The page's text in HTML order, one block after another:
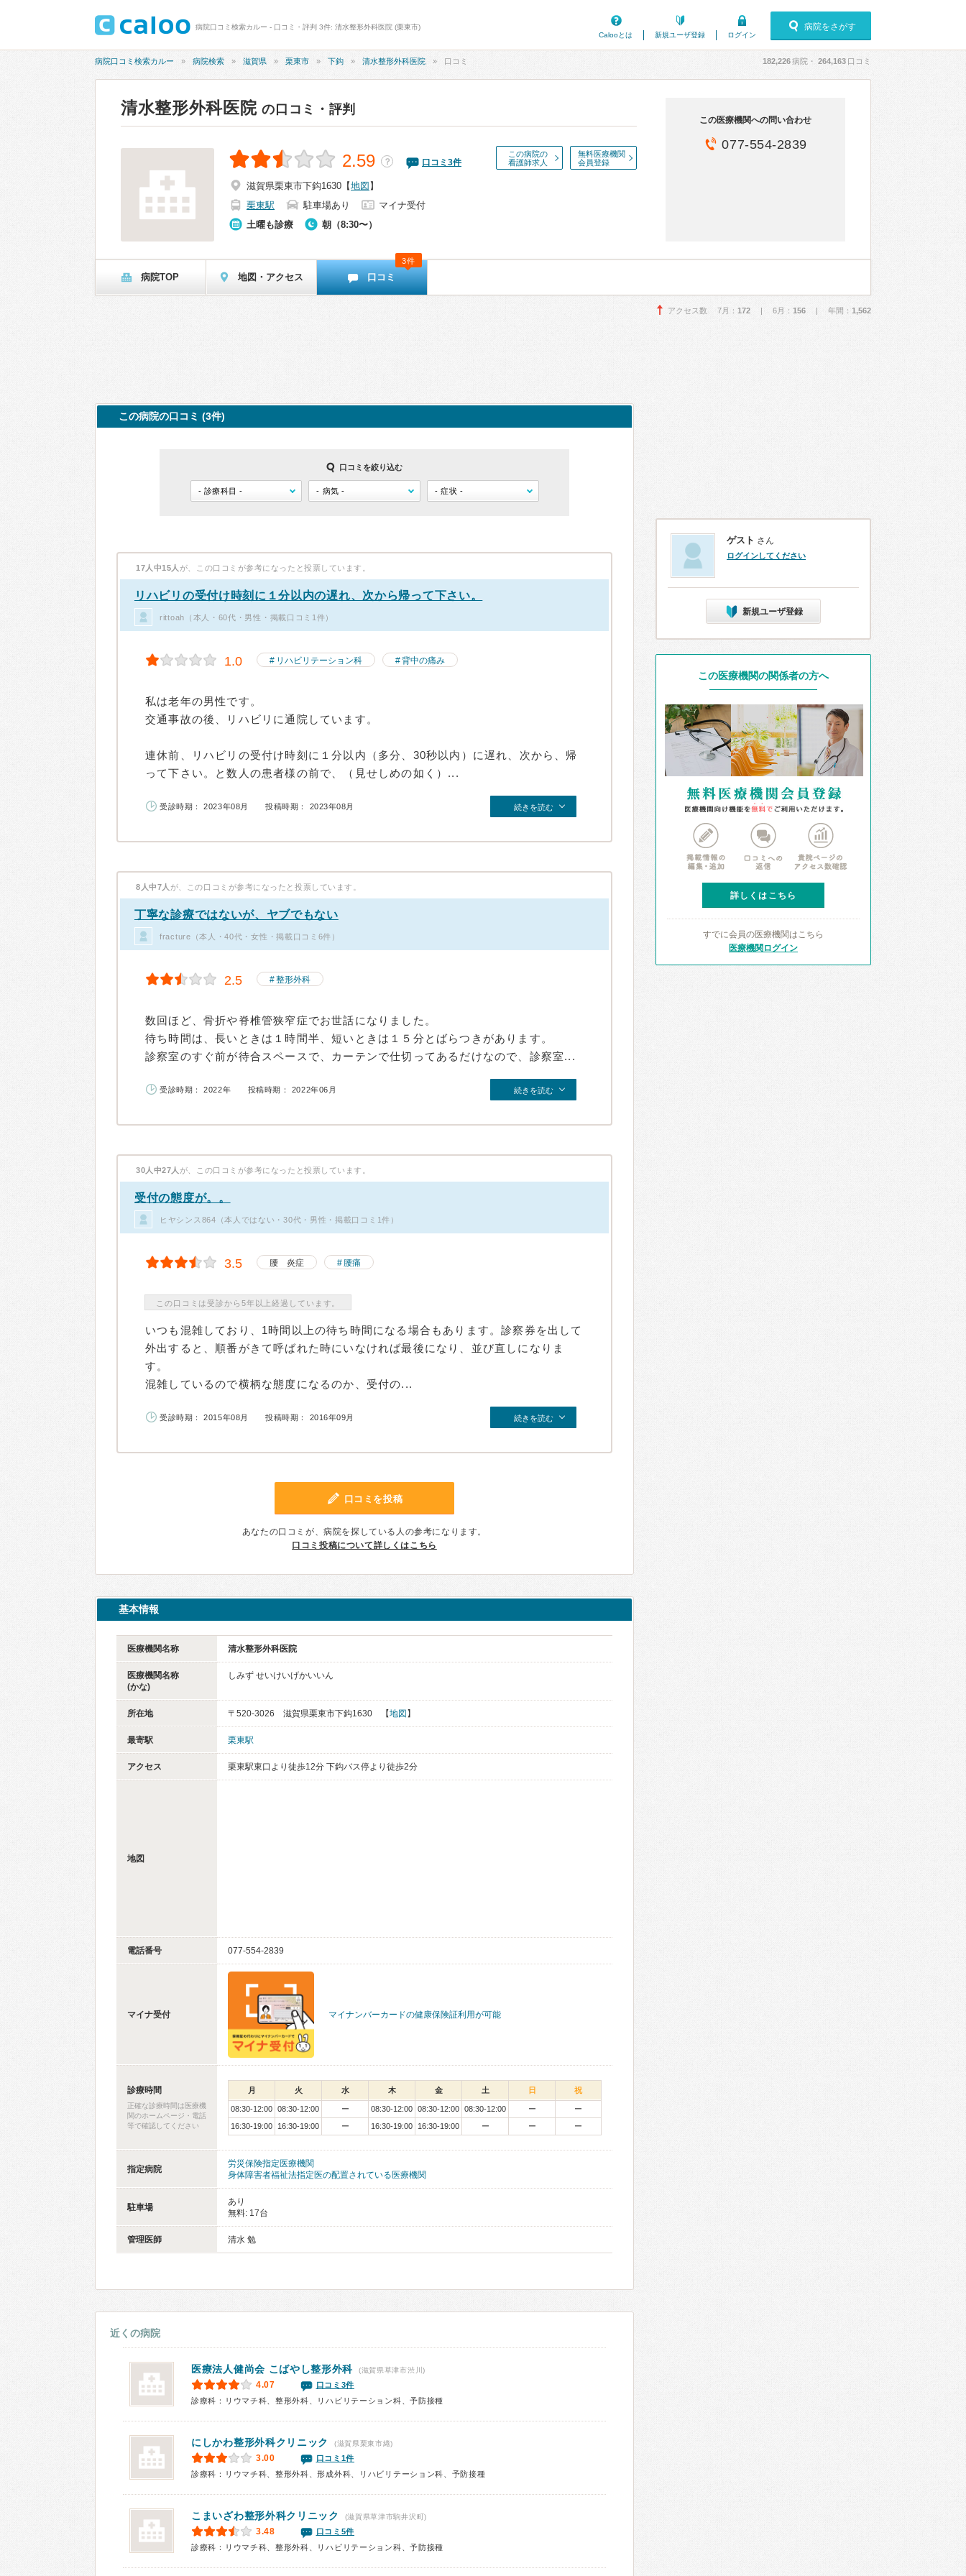
病院口コミ検索カルー - 口コミ・評判 3件: 清水整形外科医院 (栗東市)
Calooとは
新規ユーザ登録 ログイン
病院をさがす
病院口コミ検索カルー 病院検索 滋賀県 栗東市 下鈎 清水整形外科医院 口コミ 182,226病院・ 264,163 口コミ
清水整形外科医院 の口コミ・評判
この病院の
看護師求人
無料医療機関
会員登録
2.59 ？ 口コミ 3件
滋賀県栗東市下鈎1630 【地図 】
栗東駅
駐車場あり
マイナ受付
土曜も診療
朝（8:30〜）
この医療機関への問い合わせ
077-554-2839
病院TOP 地図・アクセス 口コミ
3件
アクセス数 7月： 172 | 6月： 156 | 年間： 1,562
この病院の口コミ (3件)
口コミを絞り込む
17人中15人 が、この口コミが参考になったと投票しています。
リハビリの受付け時刻に１分以内の遅れ、次から帰って下さい。
rittoah（本人・60代・男性・掲載口コミ1件）
1.0 リハビリテーション科 背中の痛み
私は老年の男性です。
交通事故の後、リハビリに通院しています。
連休前、リハビリの受付け時刻に１分以内（多分、30秒以内）に遅れ、次から、帰
って下さい。と数人の患者様の前で、（見せしめの如く）...
受診時期： 2023年08月 投稿時期： 2023年08月 続きを読む
8人中7人 が、この口コミが参考になったと投票しています。
丁寧な診療ではないが、ヤブでもない
fracture（本人・40代・女性・掲載口コミ6件）
2.5 整形外科
数回ほど、骨折や脊椎管狭窄症でお世話になりました。
待ち時間は、長いときは１時間半、短いときは１５分とばらつきがあります。
診察室のすぐ前が待合スペースで、カーテンで仕切ってあるだけなので、診察室...
受診時期： 2022年 投稿時期： 2022年06月 続きを読む
30人中27人 が、この口コミが参考になったと投票しています。
受付の態度が。。
ヒヤシンス864（本人ではない・30代・男性・掲載口コミ1件）
3.5 腰 炎症 腰痛
この口コミは受診から5年以上経過しています。
いつも混雑しており、1時間以上の待ち時間になる場合もあります。診察券を出して
外出すると、順番がきて呼ばれた時にいなければ最後になり、並び直しになりま
す。
混雑しているので横柄な態度になるのか、受付の...
受診時期： 2015年08月 投稿時期： 2016年09月 続きを読む
口コミを投稿
あなたの口コミが、病院を探している人の参考になります。
口コミ投稿について詳しくはこちら
基本情報
医療機関名称 清水整形外科医院
医療機関名称
(かな)
しみず せいけいげかいいん
所在地 〒520-3026 滋賀県栗東市下鈎1630 【地図 】
最寄駅 栗東駅
アクセス 栗東駅東口より徒歩12分 下鈎バス停より徒歩2分
地図
電話番号 077-554-2839
マイナ受付 マイナンバーカードの健康保険証利用が可能
診療時間
正確な診療時間は医療機
関のホームページ・電話
等で確認してください
月 火 水 木 金 土 日 祝
08:30-12:00 08:30-12:00 ー 08:30-12:00 08:30-12:00 08:30-12:00 ー
ー
16:30-19:00
16:30-19:00 ー 16:30-19:00 16:30-19:00 ー ー ー
指定病院
労災保険指定医療機関
身体障害者福祉法指定医の配置されている医療機関
駐車場
あり
無料: 17台
管理医師 清水 勉
近くの病院
医療法人健尚会 こばやし整形外科 (滋賀県草津市渋川)
4.07
口コミ3件
診療科：リウマチ科、整形外科、リハビリテーション科、予防接種
にしかわ整形外科クリニック (滋賀県栗東市綣)
3.00
口コミ1件
診療科：リウマチ科、整形外科、形成外科、リハビリテーション科、予防接種
こまいざわ整形外科クリニック (滋賀県草津市駒井沢町)
3.48
口コミ5件
診療科：リウマチ科、整形外科、リハビリテーション科、予防接種
ゲスト さん
ログインしてください
新規ユーザ登録
この医療機関の関係者の方へ
詳しくはこちら
すでに会員の医療機関はこちら
医療機関ログイン